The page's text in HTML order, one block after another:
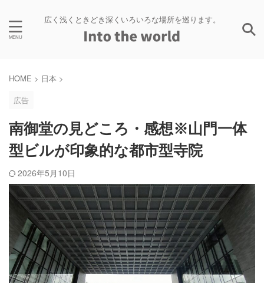
広く浅くときどき深くいろいろな場所を巡ります。
HOME > 日本 >
広告
南御堂の見どころ・感想※山門一体
型ビルが印象的な都市型寺院
2026年5月10日